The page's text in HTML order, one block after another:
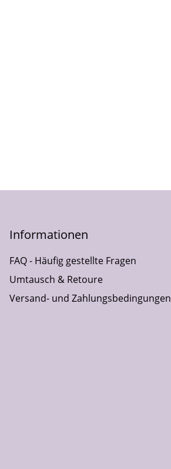
Informationen
FAQ - Häufig gestellte Fragen
Umtausch & Retoure
Versand- und Zahlungsbedingungen